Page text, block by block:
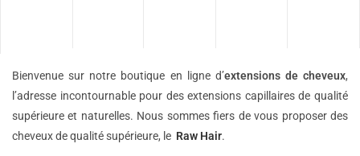
Bienvenue sur notre boutique en ligne d’extensions decheveux,
l’adresse incontournable pour des extensions capillaires de qualité
supérieure et naturelles. Nous sommes fiers de vous proposer des
cheveux de qualité supérieure, le Raw Hair.